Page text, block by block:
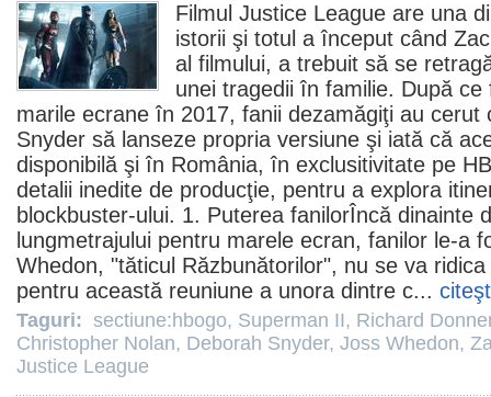
Filmul Justice League are una
istorii şi totul a început când
al filmului, a trebuit să se
unei tragedii în familie. După ce
marile ecrane în 2017, fanii dezamăgiţi au cerut
Snyder să lanseze propria versiune şi iată că
disponibilă şi în România, în exclusitivitate pe
detalii inedite de producţie, pentru a explora
blockbuster-ului. 1. Puterea fanilorÎncă dinainte
lungmetrajului pentru marele ecran, fanilor le-a
Whedon, "tăticul Răzbunătorilor", nu se va
pentru această reuniune a unora dintre c...
Taguri: sectiune:hbogo, Superman II, Richard
Christopher Nolan, Deborah Snyder, Joss Whedon,
Justice League